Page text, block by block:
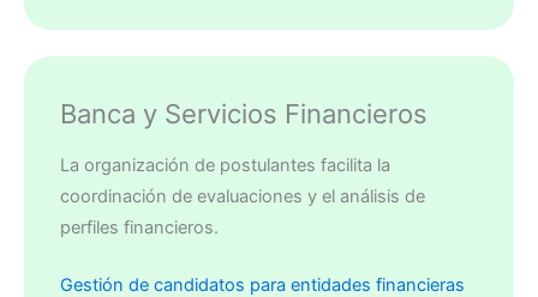
Banca y Servicios Financieros
La organización de postulantes facilita la
coordinación de evaluaciones y el análisis de
perfiles financieros.
Gestión de candidatos para entidades financieras